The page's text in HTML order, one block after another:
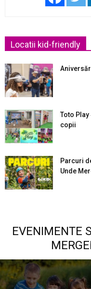
Locatii kid-friendly
Toto
copii
Parcuri
Unde
EVENIMENTE